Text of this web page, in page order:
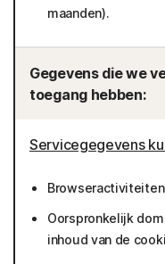
maanden).
Gegevens die we
toegang hebben:
Servicegegevens
Oorspronkelijk
inhoud van de